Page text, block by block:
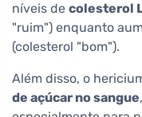
níveis de colesterol
"ruim") enquanto
(colesterol "bom").
Além disso, o
de açúcar no sangue